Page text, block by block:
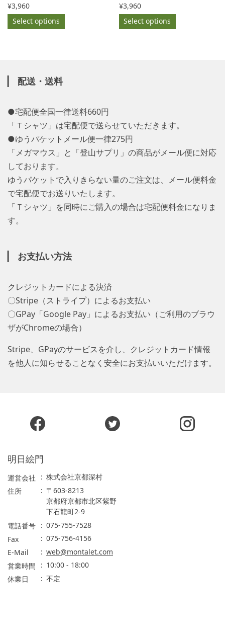
¥3,960
Select options
¥3,960
Select options
配送・送料
●宅配便全国一律送料660円
「Ｔシャツ」は宅配便で送らせていただきます。
●ゆうパケットメール便一律275円
「メガマウス」と「登山サプリ」の商品がメール便に対応
しております。
ゆうパケットで入りきらない量のご注文は、メール便料金
で宅配便でお送りいたします。
「Ｔシャツ」を同時にご購入の場合は宅配便料金になりま
す。
お支払い方法
クレジットカードによる決済
〇Stripe（ストライプ）によるお支払い
〇GPay「Google Pay」によるお支払い（ご利用のブラウ
ザがChromeの場合）
Stripe、GPayのサービスを介し、クレジットカード情報
を他人に知らせることなく安全にお支払いいただけます。
明日絵門
運営会社
株式会社京都深村
住所
〒603-8213
京都府京都市北区紫野
下石龍町2-9
電話番号
075-755-7528
Fax
075-756-4156
E-Mail
web@montalet.com
営業時間
10:00 - 18:00
休業日
不定